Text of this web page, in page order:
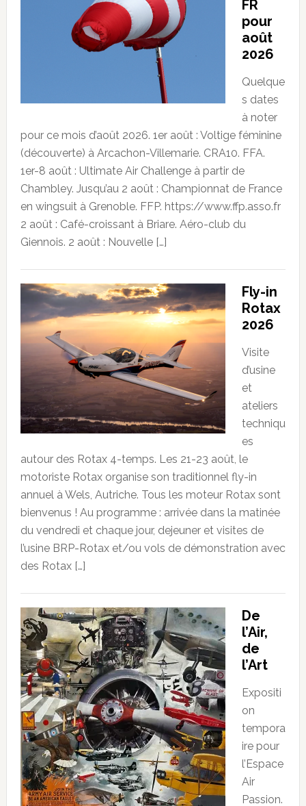
FR
pour
août
2026
Quelque
s dates
à noter
pour ce mois d’août 2026. 1er août : Voltige féminine
(découverte) à Arcachon-Villemarie. CRA10. FFA.
1er-8 août : Ultimate Air Challenge à partir de
Chambley. Jusqu’au 2 août : Championnat de France
en wingsuit à Grenoble. FFP. https://www.ffp.asso.fr
2 août : Café-croissant à Briare. Aéro-club du
Giennois. 2 août : Nouvelle […]
Fly-in
Rotax
2026
Visite
d’usine
et
ateliers
techniqu
es
autour des Rotax 4-temps. Les 21-23 août, le
motoriste Rotax organise son traditionnel fly-in
annuel à Wels, Autriche. Tous les moteur Rotax sont
bienvenus ! Au programme : arrivée dans la matinée
du vendredi et chaque jour, dejeuner et visites de
l’usine BRP-Rotax et/ou vols de démonstration avec
des Rotax […]
De
l’Air,
de
l’Art
Expositi
on
tempora
ire pour
l’Espace
Air
Passion.